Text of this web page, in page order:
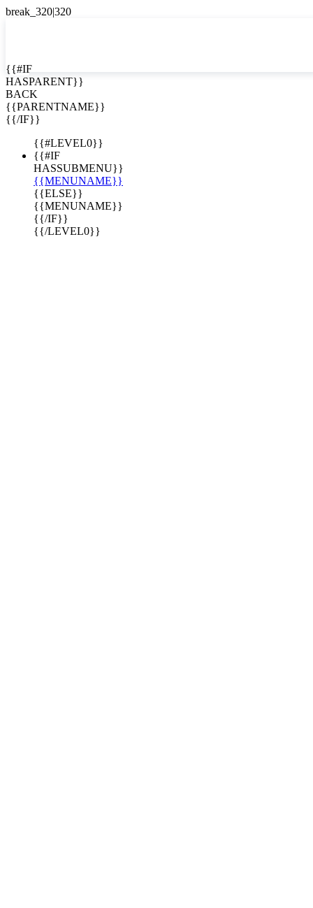

EN
ES
{{#IF
HASPARENT}}
BACK
{{PARENTNAME}}
{{/IF}}
{{#LEVEL0}}
{{#IF
HASSUBMENU}}
{{MENUNAME}}
{{ELSE}}
{{MENUNAME}}
{{/IF}}
{{/LEVEL0}}